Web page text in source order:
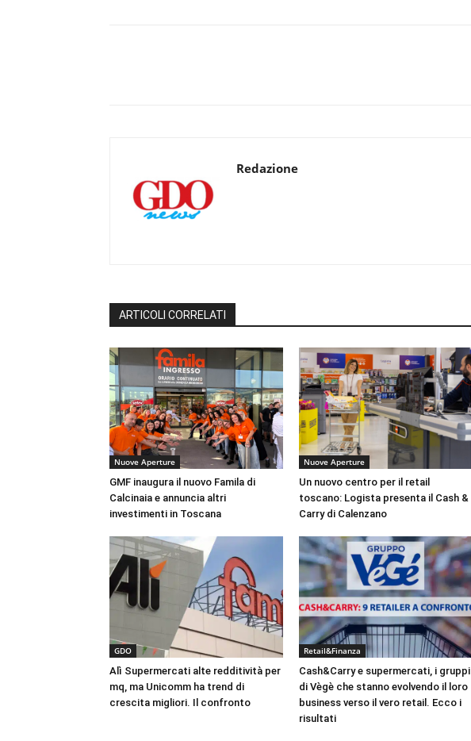
Redazione
ARTICOLI CORRELATI
Nuove Aperture
GMF inaugura il nuovo Famila di
Calcinaia e annuncia altri
investimenti in Toscana
Nuove Aperture
Un nuovo centro per il retail
toscano: Logista presenta il Cash &
Carry di Calenzano
GDO
Alì Supermercati alte redditività per
mq, ma Unicomm ha trend di
crescita migliori. Il confronto
Retail&Finanza
Cash&Carry e supermercati, i gruppi
di Vègè che stanno evolvendo il loro
business verso il vero retail. Ecco i
risultati